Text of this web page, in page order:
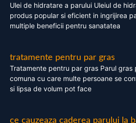
Ulei de hidratare a parului Uleiul de
produs popular si eficient in ingrijirea
multiple beneficii pentru sanatatea
tratamente pentru par gras
Tratamente pentru par gras Parul gras
comuna cu care multe persoane se
si lipsa de volum pot face
ce cauzeaza caderea parului la